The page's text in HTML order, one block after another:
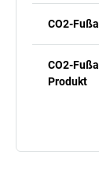
CO2-
CO2-
Produkt